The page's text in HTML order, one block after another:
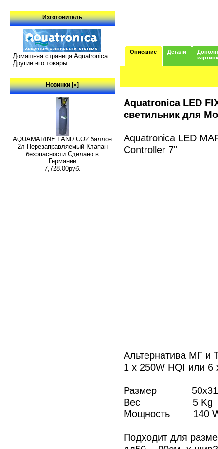
Изготовитель
Домашняя страница Aquatronica
Другие его товары
Новинки [»]
AQUAMARINE.LAND CO2 баллон
2л Перезаправляемый Клапан
безопасности Сделано в
Германии
7,728.00руб.
Описание Детали
Aquatronica LED
светильник для
Aquatronica LED
Controller 7''
Альтернатива МГ и
1 x 250W HQI или 6
Размер
Вес 5
Мощность 140
Подходит для